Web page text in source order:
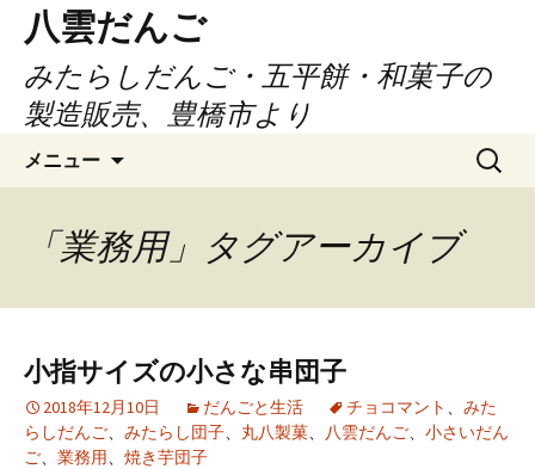
ツ
ス
八雲だんご
みたらしだんご・五平餅・和菓子の
製造販売、豊橋市より
メニュー
検
索:
「業務用」タグアーカイブ
小指サイズの小さな串団子
2018年12月10日 だんごと生活 チョコマント 、 みた
らしだんご、 みたらし団子、 丸八製菓、 八雲だんご、 小さいだん
ご、 業務用、 焼き芋団子